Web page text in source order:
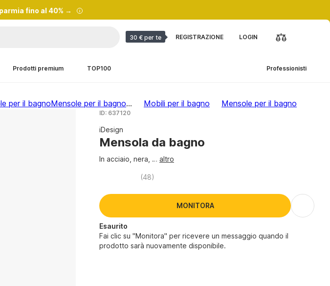
fino al 40% →
30 € per te REGISTRAZIONE LOGIN
Prodotti premium TOP100 Professionisti
per il bagnoMensole per il bagno... Mobili per il bagno Mensole per il bagno
ID: 637120
iDesign
Mensola da bagno
In acciaio, nera , … altro
(48)
MONITORA
Esaurito
Fai clic su "Monitora" per ricevere un messaggio quando il
prodotto sarà nuovamente disponibile.